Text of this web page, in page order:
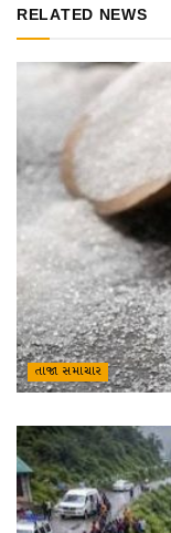
RELATED NEWS
તાજા સમાચાર